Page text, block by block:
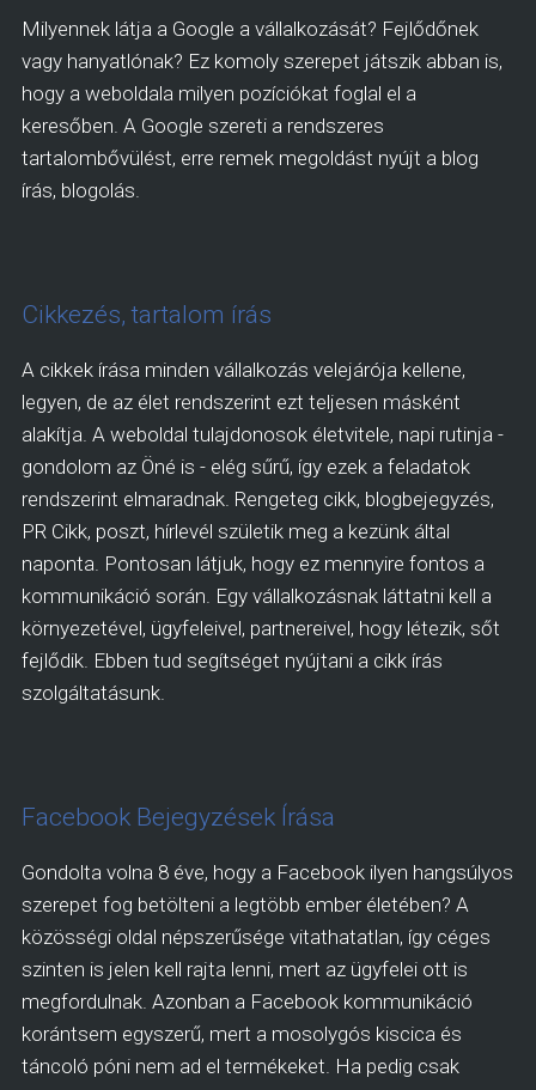
Milyennek látja a Google a vállalkozását? Fejlődőnek
vagy hanyatlónak? Ez komoly szerepet játszik abban is,
hogy a weboldala milyen pozíciókat foglal el a
keresőben. A Google szereti a rendszeres
tartalombővülést, erre remek megoldást nyújt a blog
írás, blogolás.
Cikkezés, tartalom írás
A cikkek írása minden vállalkozás velejárója kellene,
legyen, de az élet rendszerint ezt teljesen másként
alakítja. A weboldal tulajdonosok életvitele, napi rutinja -
gondolom az Öné is - elég sűrű, így ezek a feladatok
rendszerint elmaradnak. Rengeteg cikk, blogbejegyzés,
PR Cikk, poszt, hírlevél születik meg a kezünk által
naponta. Pontosan látjuk, hogy ez mennyire fontos a
kommunikáció során. Egy vállalkozásnak láttatni kell a
környezetével, ügyfeleivel, partnereivel, hogy létezik, sőt
fejlődik. Ebben tud segítséget nyújtani a cikk írás
szolgáltatásunk.
Facebook Bejegyzések Írása
Gondolta volna 8 éve, hogy a Facebook ilyen hangsúlyos
szerepet fog betölteni a legtöbb ember életében? A
közösségi oldal népszerűsége vitathatatlan, így céges
szinten is jelen kell rajta lenni, mert az ügyfelei ott is
megfordulnak. Azonban a Facebook kommunikáció
korántsem egyszerű, mert a mosolygós kiscica és
táncoló póni nem ad el termékeket. Ha pedig csak